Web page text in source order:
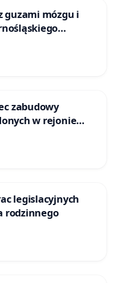
guzami mózgu i
zabudowy
w rejonie
Białej
legislacyjnych
rodzinnego